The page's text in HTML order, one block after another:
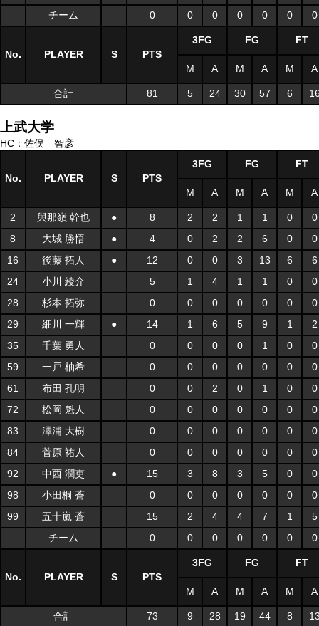
チーム
0 0 0 0 0 0 0
No. PLAYER S PTS
3FG FG FT
M A M A M A
合計 81 5 24 30 57 6
上武大学
HC：佐俣 智彦
No. PLAYER S PTS
3FG FG FT
M A M A M A
2 與那嶺 幹也 ● 8 2 2 1 1 0
0
8
大城 勝悟 ● 4 0 2 2 6 0
0
16
後藤 拓人 ● 12 0 0 3 13 6
6
24
小川 綾介 5 1 4 1 1 0
0
28
杉本 拓弥 0 0 0 0 0 0
0
29
細川 一輝 ● 14 1 6 5 9 1
2
35
千葉 勇人 0 0 0 0 1 0
0
59
一戸 柚希 0 0 0 0 0 0
0
61
布田 孔明 0 0 2 0 1 0
0
72
松岡 魁人 0 0 0 0 0 0
0
83
澤浦 大樹 0 0 0 0 0 0
0
84
菅原 祐人 0 0 0 0 0 0
0
92
中西 潤吏 ● 15 3 8 3 5 0
0
98
小田桐 蒼 0 0 0 0 0 0
0
99
五十嵐 蒼 15 2 4 4 7 1
5
チーム
0 0 0 0 0 0 0
No. PLAYER S PTS
3FG FG FT
M A M A M A
合計 73 9 28 19 44 8